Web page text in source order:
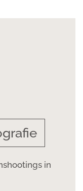
in